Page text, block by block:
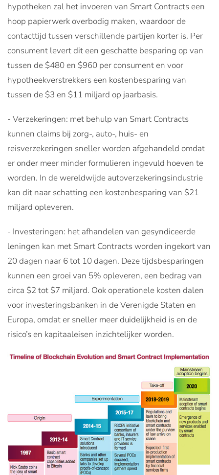
hypotheken zal het invoeren van Smart Contracts een
hoop papierwerk overbodig maken, waardoor de
contacttijd tussen verschillende partijen korter is. Per
consument levert dit een geschatte besparing op van
tussen de $480 en $960 per consument en voor
hypotheekverstrekkers een kostenbesparing van
tussen de $3 en $11 miljard op jaarbasis.
- Verzekeringen: met behulp van Smart Contracts
kunnen claims bij zorg-, auto-, huis- en
reisverzekeringen sneller worden afgehandeld omdat
er onder meer minder formulieren ingevuld hoeven te
worden. In de wereldwijde autoverzekeringsindustrie
kan dit naar schatting een kostenbesparing van $21
miljard opleveren.
- Investeringen: het afhandelen van gesyndiceerde
leningen kan met Smart Contracts worden ingekort van
20 dagen naar 6 tot 10 dagen. Deze tijdsbesparingen
kunnen een groei van 5% opleveren, een bedrag van
circa $2 tot $7 miljard. Ook operationele kosten dalen
voor investeringsbanken in de Verenigde Staten en
Europa, omdat er sneller meer duidelijkheid is en de
risico’s en kapitaaleisen inzichtelijker worden.